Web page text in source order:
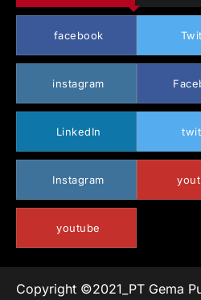
facebook
instagram
LinkedIn
Instagram
youtube
Copyright ©2021_PT Gema